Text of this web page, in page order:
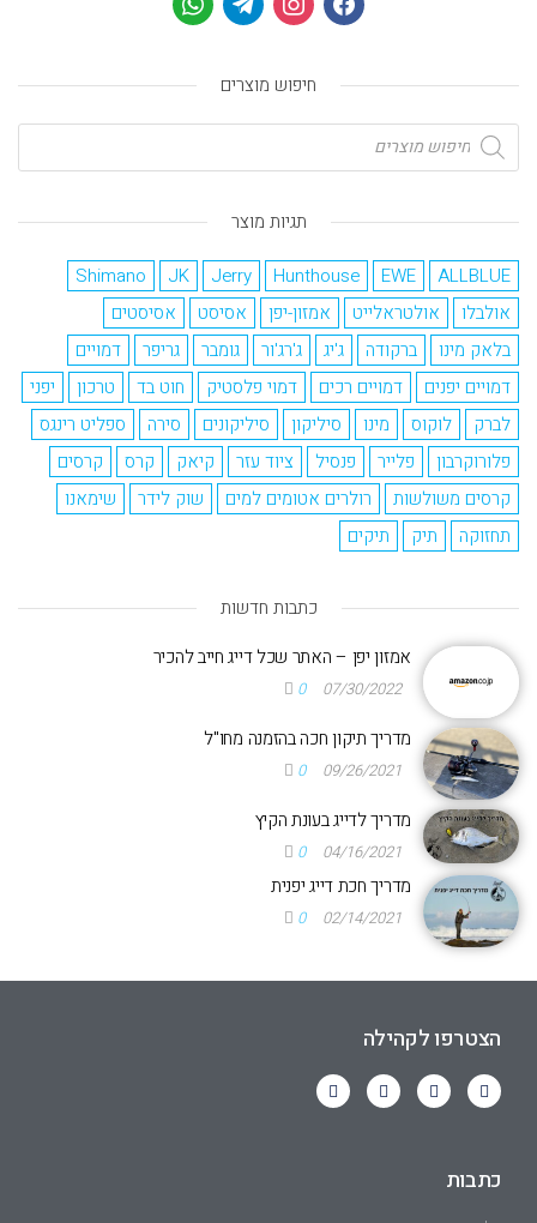
חיפוש מוצרים
תגיות מוצר
ALLBLUE
EWE
Hunthouse
Jerry
JK
Shimano
אולבלו
אולטראלייט אמזון-יפן אסיסט
אסיסטים
בלאק מינו
ברקודה ג'יג ג'רג'ור גומבר גריפר
דמויים
דמויים יפנים
דמויים רכים דמוי פלסטיק חוט בד טרכון
יפני
לברק
לוקוס מינו סיליקון סיליקונים סירה
ספליט רינגס
פלורוקרבון
פלייר פנסיל ציוד עזר קיאק קרס
קרסים
קרסים משולשות
רולרים אטומים למים שוק לידר
שימאנו
תחזוקה
תיק תיקים
כתבות חדשות
אמזון יפן – האתר שכל דייג חייב להכיר
07/30/2022
0
מדריך תיקון חכה בהזמנה מחו"ל
09/26/2021
0
מדריך לדייג בעונת הקיץ
04/16/2021
0
מדריך חכת דייג יפנית
02/14/2021
0
הצטרפו לקהילה
כתבות